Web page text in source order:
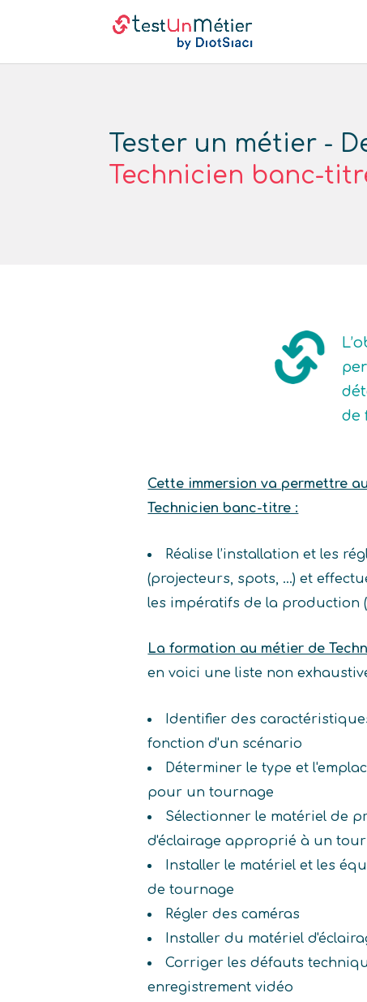
Tester un métier -
Technicien banc-
de
Cette immersion va permettre
Technicien banc-titre :
Réalise l’installation et les
(projecteurs, spots, …) et
les impératifs de la production
La formation au métier de
en voici une liste non
Identifier des
fonction d'un scénario
Déterminer le type et
pour un tournage
Sélectionner le matériel de
d'éclairage approprié à un
Installer le matériel et les
de tournage
Régler des caméras
Installer du matériel
Corriger les défauts
enregistrement vidéo